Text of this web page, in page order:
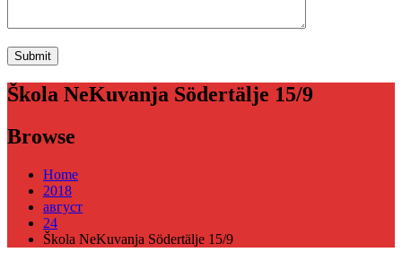
Škola NeKuvanja Södertälje 15/9
Browse
Home
2018
август
24
Škola NeKuvanja Södertälje 15/9